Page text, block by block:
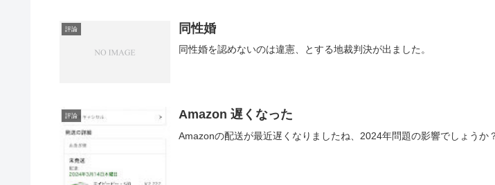
評論 同性婚
同性婚を認めないのは違憲、とする地裁判決が出ました。
評論 Amazon 遅くなった
Amazonの配送が最近遅くなりましたね、2024年問題の影響でしょうか